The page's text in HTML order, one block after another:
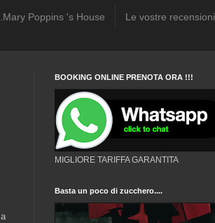
Poppins 's House Le vostre recensioni
BOOKING ONLINE PRENOTA ORA !!!
MIGLIORE TARIFFA GARANTITA
Basta un poco di zucchero....